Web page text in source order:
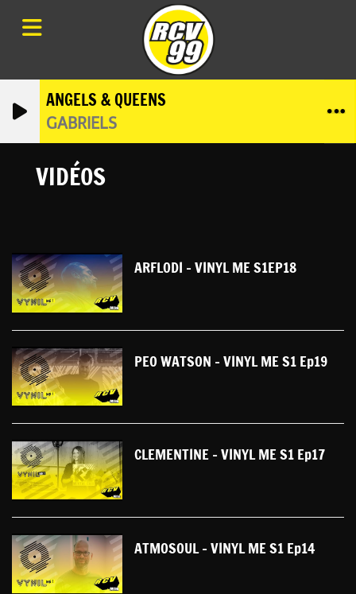
ANGELS & QUEENS
GABRIELS
VIDÉOS
ARFLODI - VINYL ME S1EP18
PEO WATSON - VINYL ME S1 Ep19
CLEMENTINE - VINYL ME S1 Ep17
ATMOSOUL - VINYL ME S1 Ep14